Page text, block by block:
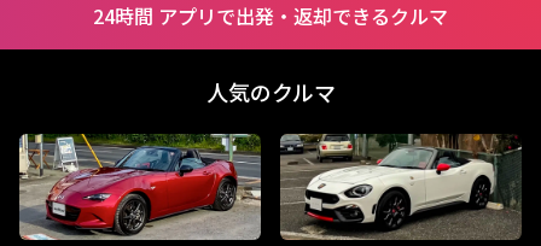
24時間 アプリで出発・返却できるクルマ
人気のクルマ